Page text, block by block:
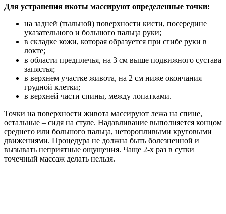
Для устранения икоты массируют определенные точки:
на задней (тыльной) поверхности кисти, посередине
указательного и большого пальца руки;
в складке кожи, которая образуется при сгибе руки в
локте;
в области предплечья, на 3 см выше подвижного сустава
запястья;
в верхнем участке живота, на 2 см ниже окончания
грудной клетки;
в верхней части спины, между лопатками.
Точки на поверхности живота массируют лежа на спине,
остальные – сидя на стуле. Надавливание выполняется концом
среднего или большого пальца, неторопливыми круговыми
движениями. Процедура не должна быть болезненной и
вызывать неприятные ощущения. Чаще 2-х раз в сутки
точечный массаж делать нельзя.